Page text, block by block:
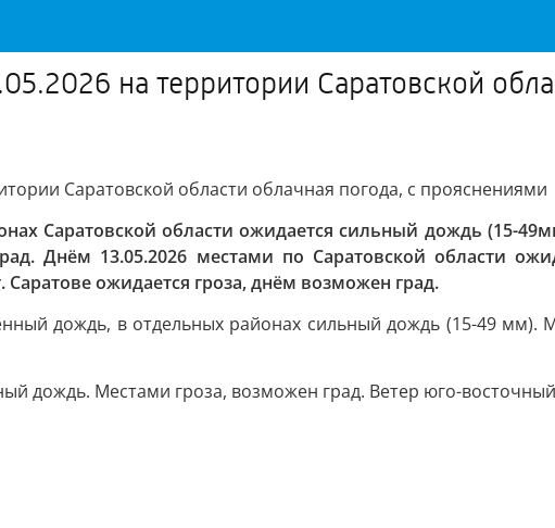
на территории Саратовской
Саратовской области облачная погода, с прояснениями
Саратовской области ожидается сильный дождь (15-
Днём 13.05.2026 местами по Саратовской области
ожидается гроза, днём возможен град.
дождь, в отдельных районах сильный дождь (15-49 мм).
дождь. Местами гроза, возможен град. Ветер юго-